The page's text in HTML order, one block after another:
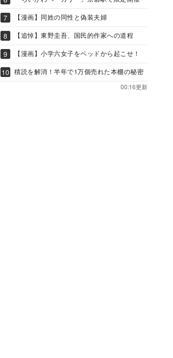
【漫画】同姓の同性と偽装夫婦
【追悼】東野圭吾、国民的作家への道程
【漫画】小学六女子をベッドから起こせ！
積読を解消！半年で1万個売れた本棚の秘密
00:16更新